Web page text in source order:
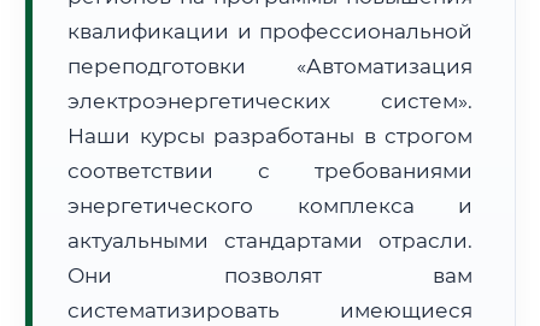
Расчет логистики оригиналов:
• Экспресс-доставка СДЭК / Почтой:
4–6 рабочих дней
квалификации и профессиональной
переподготовки «Автоматизация
электроэнергетических систем».
Наши курсы разработаны в строгом
соответствии с требованиями
энергетического комплекса и
актуальными стандартами отрасли.
Они позволят вам
систематизировать имеющиеся